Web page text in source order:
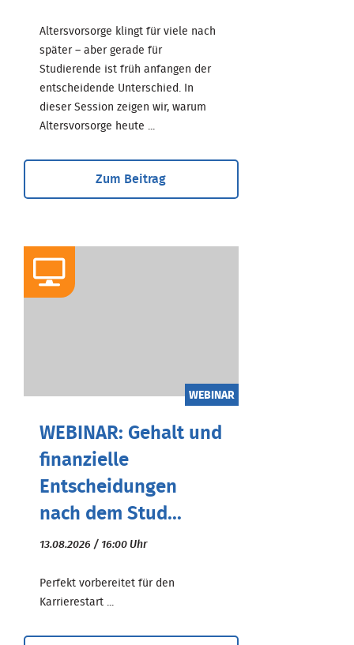
Altersvorsorge klingt für viele nach
später – aber gerade für
Studierende ist früh anfangen der
entscheidende Unterschied. In
dieser Session zeigen wir, warum
Altersvorsorge heute ...
Zum Beitrag
WEBINAR
WEBINAR: Gehalt und
finanzielle
Entscheidungen
nach dem Stud...
13.08.2026 / 16:00 Uhr
Perfekt vorbereitet für den
Karrierestart ...